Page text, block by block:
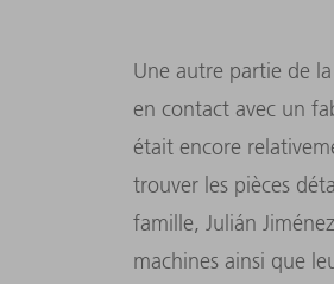
Une autre partie de
en contact avec un
était encore
trouver les pièces
famille, Julián
machines ainsi que